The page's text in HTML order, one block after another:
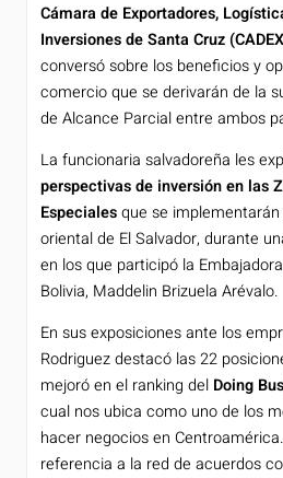
Cámara de Exportadores,
Inversiones de Santa Cruz
conversó sobre los beneficios y
comercio que se derivarán de la
de Alcance Parcial entre ambos
La funcionaria salvadoreña les
perspectivas de inversión en las
Especialesque se
oriental de El Salvador, durante
en los que participó la
Bolivia, Maddelin Brizuela Arévalo.
En sus exposiciones ante los
Rodriguez destacó las 22
mejoró en el ranking del Doing
cual nos ubica como uno de los
hacer negocios en
referencia a la red de acuerdos